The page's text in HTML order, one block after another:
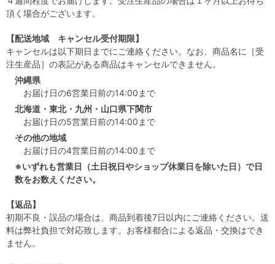
頂く場合がございます。
【配送地域 キャンセル受付期限】
キャンセルは以下期日までにご連絡ください。なお、商品名に［受
注生産品］の表記がある商品はキャンセルできません。
沖縄県
お届け日の6営業日前の14:00まで
北海道・東北・九州・山口県下関市
お届け日の5営業日前の14:00まで
その他の地域
お届け日の4営業日前の14:00まで
※いずれも営業日（土日祝日やショップ休業日を除いた日）で日
数をお数えください。
【返品】
初期不良・誤品の場合は、商品到着後7日以内にご連絡ください。送
料は弊社負担で対応致します。お客様都合による返品・交換はでき
ません。